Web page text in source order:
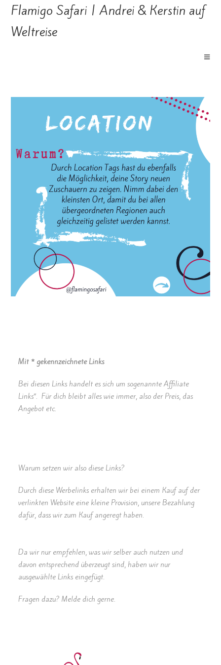
Flamigo Safari | Andrei & Kerstin auf
Weltreise
Mit * gekennzeichnete Links
Bei diesen Links handelt es sich um sogenannte Affiliate
Links“. Für dich bleibt alles wie immer, also der Preis, das
Angebot etc.
Warum setzen wir also diese Links?
Durch diese Werbelinks erhalten wir bei einem Kauf auf der
verlinkten Website eine kleine Provision, unsere Bezahlung
dafür, dass wir zum Kauf angeregt haben.
Da wir nur empfehlen, was wir selber auch nutzen und
davon entsprechend überzeugt sind, haben wir nur
ausgewählte Links eingefügt.
Fragen dazu? Melde dich gerne.